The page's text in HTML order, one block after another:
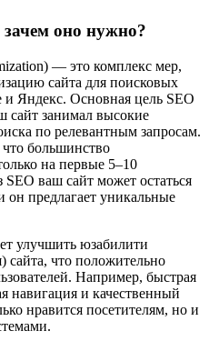
проверить текущее
адаптивность, наличие
геозависимые запросы,
недорого"
Keyword Planner, Serpstat,
и конкурентности.
оно нужно?
— это комплекс мер,
сайта для поисковых
и Яндекс. Основная цель SEO
сайт занимал высокие
по релевантным запросам.
большинство
на первые 5–10
SEO ваш сайт может остаться
он предлагает уникальные
улучшить юзабилити
сайта, что положительно
Например, быстрая
навигация и качественный
нравится посетителям, но и